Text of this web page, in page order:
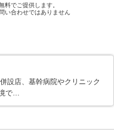
料でご提供します。
い合わせではありません
設店、基幹病院やクリニック
で…